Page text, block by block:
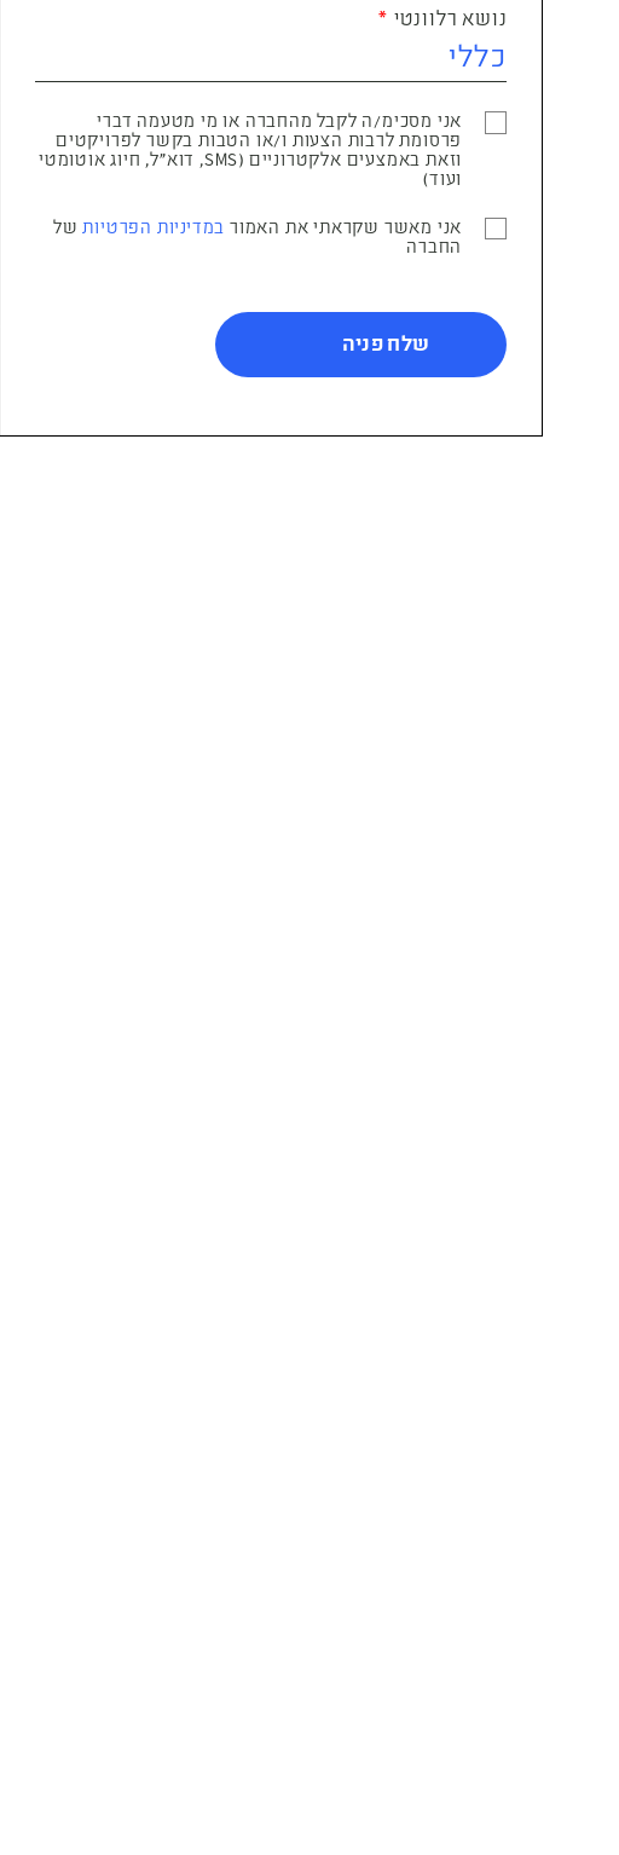
נושא רלוונטי
אני מסכימ/ה לקבל מהחברה או מי מטעמה דברי
פרסומת לרבות הצעות ו/או הטבות בקשר לפרויקטים
וזאת באמצעים אלקטרוניים (SMS, דוא"ל, חיוג אוטומטי
ועוד)
אני מאשר שקראתי את האמור במדיניות הפרטיות של
החברה